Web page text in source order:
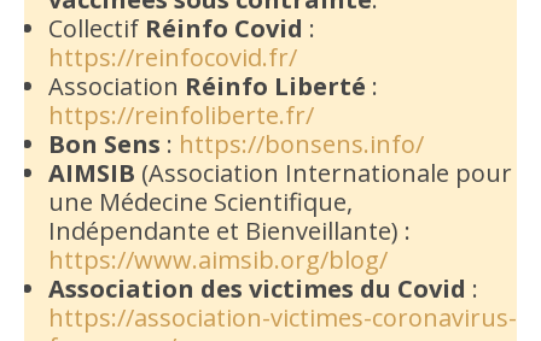
Collectif Réinfo Covid :
https://reinfocovid.fr/
Association Réinfo Liberté :
https://reinfoliberte.fr/
Bon Sens : https://bonsens.info/
AIMSIB (Association Internationale pour
une Médecine Scientifique,
Indépendante et Bienveillante) :
https://www.aimsib.org/blog/
Association des victimes du Covid :
https://association-victimes-coronavirus-